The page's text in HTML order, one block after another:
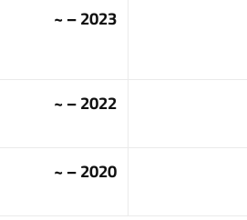
2023 – ~
2022 – ~
2020 – ~